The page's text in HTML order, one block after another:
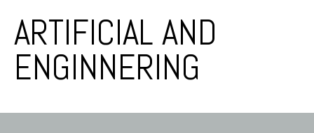
ARTIFICIAL AND
ENGINNERING